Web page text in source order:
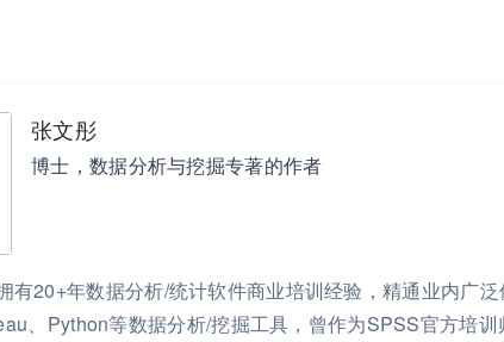
张文彤
博士，数据分析与挖掘专著的作者
有20+年数据分析/统计软件商业培训经验，精通业内广
、Python等数据分析/挖掘工具，曾作为SPSS官方培